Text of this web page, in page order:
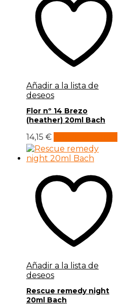
Añadir a la lista de
deseos
Flor nº 14 Brezo
(heather) 20ml Bach
14,15 €
Añadir a la lista de
deseos
Rescue remedy night
20ml Bach